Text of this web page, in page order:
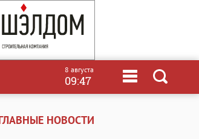
8 августа
09:47
НОВОСТИ